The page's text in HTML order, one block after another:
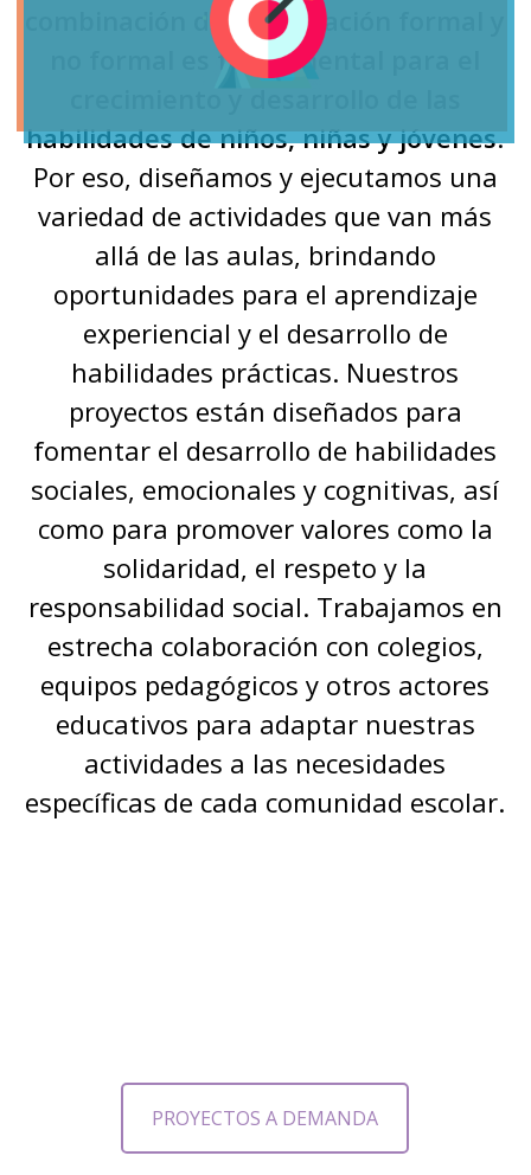
combinación de la educación formal y
no formal es fundamental para el
crecimiento y desarrollo de las
habilidades de niños, niñas y jóvenes.
Por eso, diseñamos y ejecutamos una
variedad de actividades que van más
allá de las aulas, brindando
oportunidades para el aprendizaje
experiencial y el desarrollo de
habilidades prácticas. Nuestros
proyectos están diseñados para
fomentar el desarrollo de habilidades
sociales, emocionales y cognitivas, así
como para promover valores como la
solidaridad, el respeto y la
responsabilidad social. Trabajamos en
estrecha colaboración con colegios,
equipos pedagógicos y otros actores
educativos para adaptar nuestras
actividades a las necesidades
específicas de cada comunidad escolar.
PROYECTOS A DEMANDA